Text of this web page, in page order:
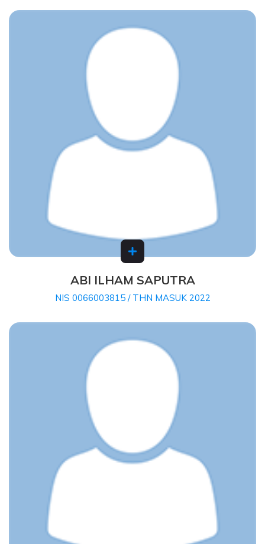
ABI ILHAM SAPUTRA
NIS 0066003815 / THN MASUK 2022